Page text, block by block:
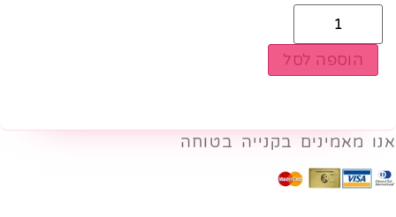
הוספה לסל
אנו מאמינים בקנייה בטוחה